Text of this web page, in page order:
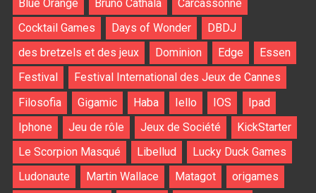
Blue Orange
Bruno Cathala
Carcassonne
Cocktail Games
Days of Wonder
DBDJ
des bretzels et des jeux
Dominion Edge
Essen
Festival
Festival International des Jeux de Cannes
Filosofia
Gigamic Haba Iello IOS
Ipad
Iphone
Jeu de rôle Jeux de Société
KickStarter
Le Scorpion Masqué
Libellud
Lucky Duck Games
Ludonaute
Martin Wallace Matagot
origames